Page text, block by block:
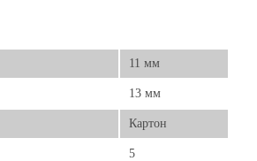
11 мм
13 мм
Картон
5